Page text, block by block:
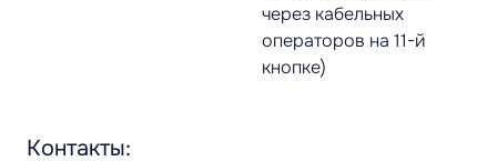
через кабельных
операторов на 11-й
кнопке)
Контакты: